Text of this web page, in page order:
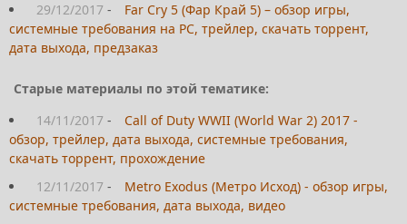
29/12/2017 -
Far Cry 5 (Фар Край 5) – обзор игры,
системные требования на PC, трейлер, скачать торрент,
дата выхода, предзаказ
Старые материалы по этой тематике:
14/11/2017 -
Call of Duty WWII (World War 2) 2017 -
обзор, трейлер, дата выхода, системные требования,
скачать торрент, прохождение
12/11/2017 -
Metro Exodus (Метро Исход) - обзор игры,
системные требования, дата выхода, видео